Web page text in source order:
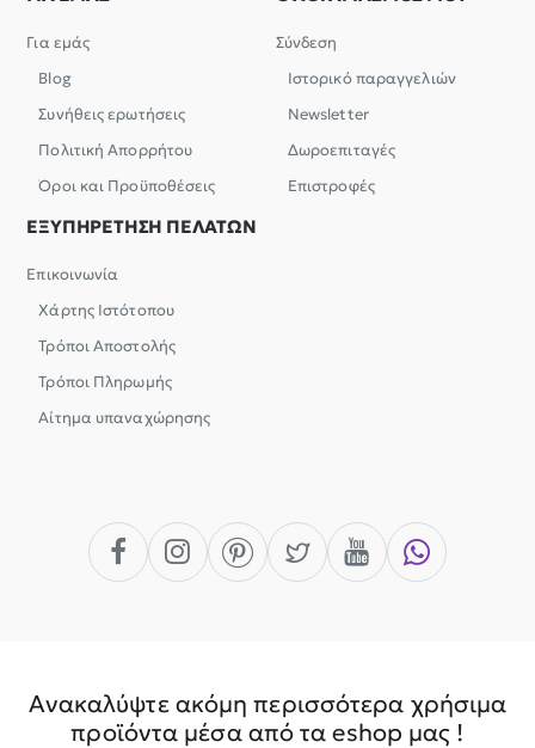
Για εμάς
Blog
Συνήθεις ερωτήσεις
Πολιτική Απορρήτου
Όροι και Προϋποθέσεις
Σύνδεση
Ιστορικό παραγγελιών
Newsletter
Δωροεπιταγές
Επιστροφές
ΕΞΥΠΗΡΕΤΗΣΗ ΠΕΛΑΤΩΝ
Επικοινωνία
Χάρτης Ιστότοπου
Τρόποι Αποστολής
Τρόποι Πληρωμής
Αίτημα υπαναχώρησης
Ανακαλύψτε ακόμη περισσότερα χρήσιμα
προϊόντα μέσα από τα eshop μας !